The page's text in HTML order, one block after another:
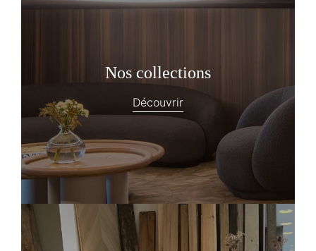
Nos collections
Découvrir